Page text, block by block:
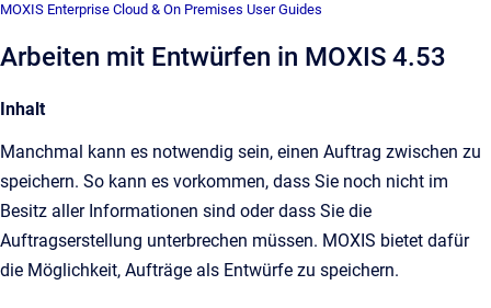
MOXIS Enterprise Cloud & On Premises User Guides
Arbeiten mit Entwürfen in MOXIS 4.53
Inhalt
Manchmal kann es notwendig sein, einen Auftrag zwischen zu
speichern. So kann es vorkommen, dass Sie noch nicht im
Besitz aller Informationen sind oder dass Sie die
Auftragserstellung unterbrechen müssen. MOXIS bietet dafür
die Möglichkeit, Aufträge als Entwürfe zu speichern.